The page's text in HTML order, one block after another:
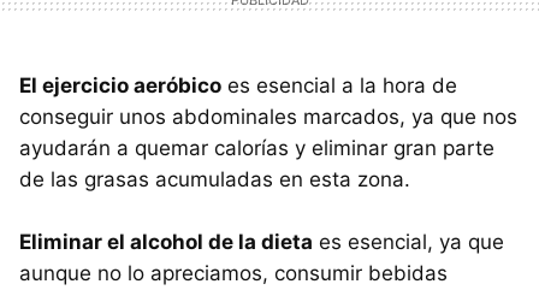
El ejercicio aeróbico es esencial a la hora de
conseguir unos abdominales marcados, ya que nos
ayudarán a quemar calorías y eliminar gran parte
de las grasas acumuladas en esta zona.
Eliminar el alcohol de la dieta es esencial, ya que
aunque no lo apreciamos, consumir bebidas